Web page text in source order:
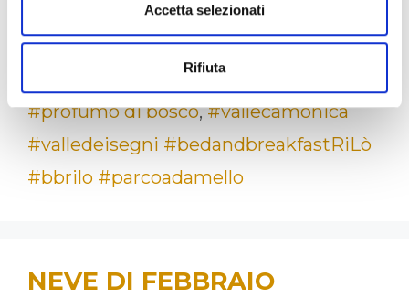
Accetta selezionati
Rifiuta
#bbrilo #sonicobs #vallecamonica
#valledeisegni #bedandbreakfastlife
#territoriocamuno #montagna
#profumo di bosco,#vallecamonica
#valledeisegni #bedandbreakfastRiLò
#bbrilo #parcoadamello
NEVE DI FEBBRAIO